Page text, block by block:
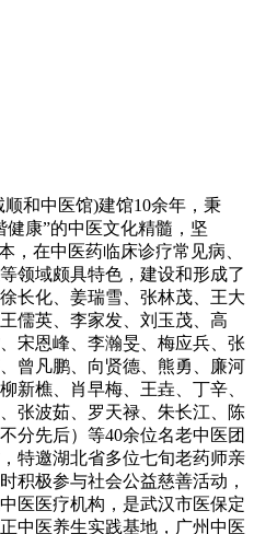
和中医馆)建馆10余年，秉
康”的中医文化精髓，坚
，在中医药临床诊疗常见病、
领域颇具特色，建设和形成了
长化、姜瑞雪、张林茂、王大
儒英、李家发、刘玉茂、高
宋恩峰、李瀚旻、梅应兵、张
曾凡鹏、向贤德、熊勇、廉河
新樵、肖早梅、王垚、丁辛、
张波茹、罗天禄、朱长江、陈
分先后）等40余位名老中医团
特邀湖北省多位七旬老药师亲
积极参与社会公益慈善活动，
医医疗机构，是武汉市医保定
中医养生实践基地，广州中医